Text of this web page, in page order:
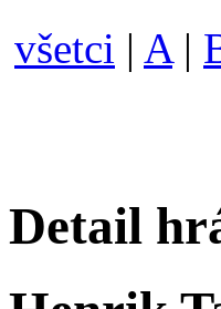
všetci | A|
Detail